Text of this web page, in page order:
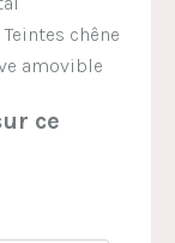
chêne
amovible
ce